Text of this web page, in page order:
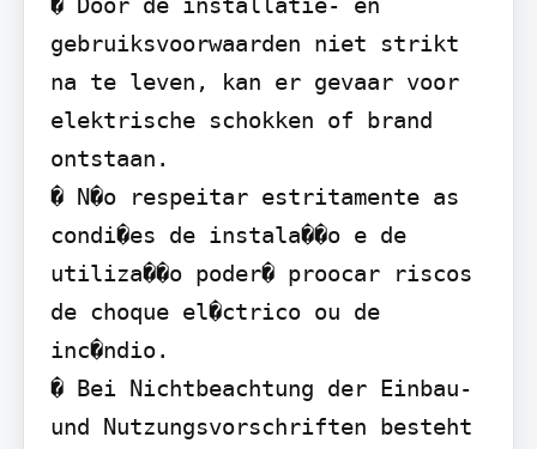
gebruiksvoorwaarden niet strikt
na te leven, kan er gevaar voor
elektrische schokken of brand
ontstaan.
� N�o respeitar estritamente as
condi�es de instala��o e de
utiliza��o poder� proocar riscos
de choque el�ctrico ou de
inc�ndio.
� Bei Nichtbeachtung der Einbau-
und Nutzungsvorschriften besteht